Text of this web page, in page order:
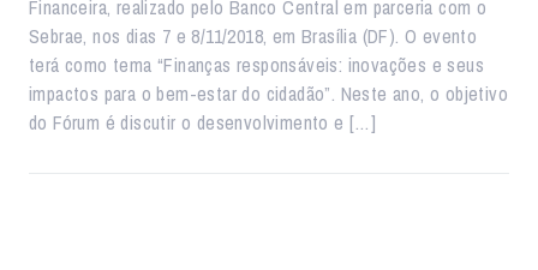
Financeira, realizado pelo Banco Central em parceria com o
Sebrae, nos dias 7 e 8/11/2018, em Brasília (DF). O evento
terá como tema “Finanças responsáveis: inovações e seus
impactos para o bem-estar do cidadão”. Neste ano, o objetivo
do Fórum é discutir o desenvolvimento e […]